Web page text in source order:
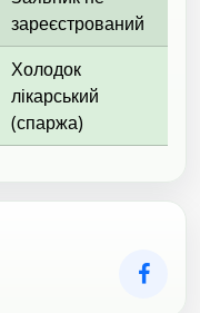
зареєстрований
Холодок
лікарський
(спаржа)